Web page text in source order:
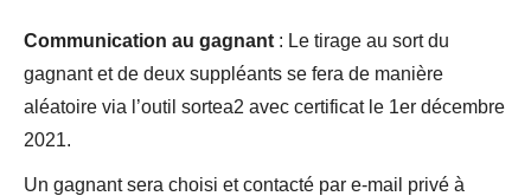
Communication au gagnant : Le tirage au sort du
gagnant et de deux suppléants se fera de manière
aléatoire via l’outil sortea2 avec certificat le 1er décembre
2021.
Un gagnant sera choisi et contacté par e-mail privé à